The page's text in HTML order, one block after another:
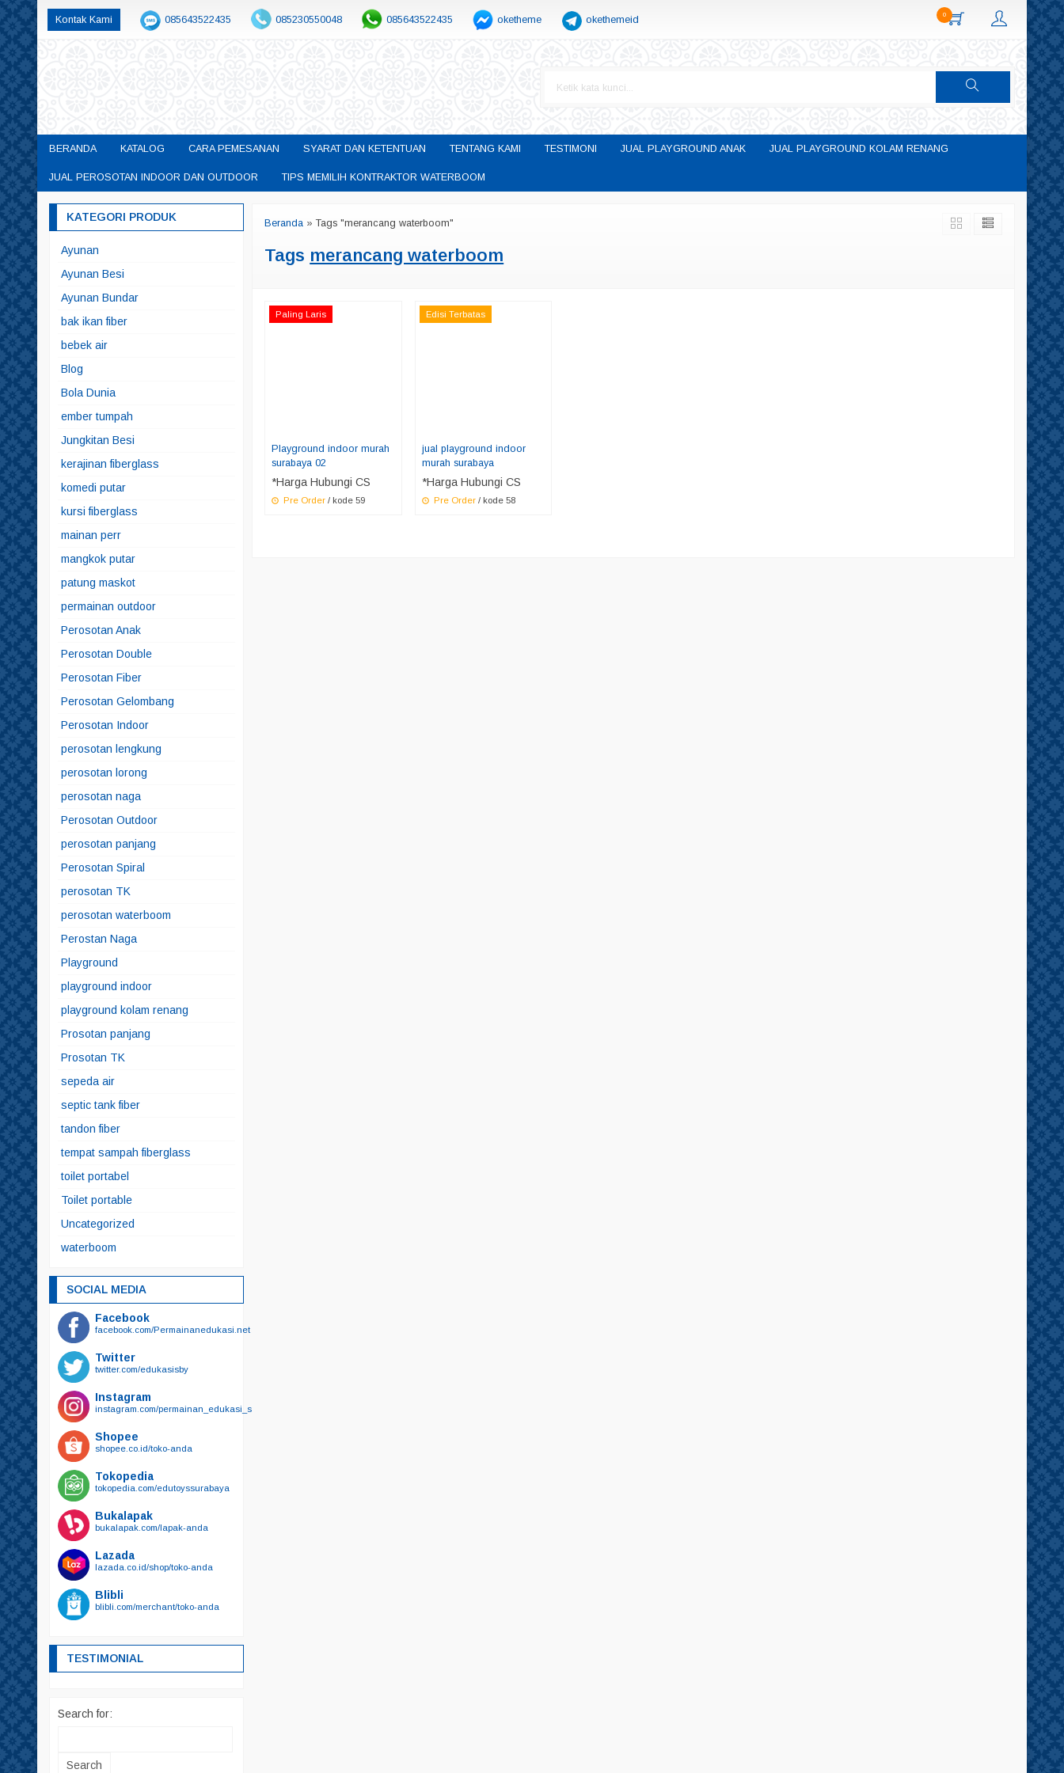
Kontak Kami 085643522435 085230550048 085643522435 oketheme okethemeid 0
BERANDA KATALOG CARA PEMESANAN SYARAT DAN KETENTUAN TENTANG KAMI TESTIMONI JUAL PLAYGROUND ANAK JUAL PLAYGROUND KOLAM RENANG
JUAL PEROSOTAN INDOOR DAN OUTDOOR TIPS MEMILIH KONTRAKTOR WATERBOOM
Beranda »Tags "merancang waterboom"
Tags merancang waterboom
Paling Laris
Playground indoor murah
surabaya 02
*Harga Hubungi CS
Pre Order / kode 59
Edisi Terbatas
jual playground indoor
murah surabaya
*Harga Hubungi CS
Pre Order/ kode 58
KATEGORI PRODUK
Ayunan
Ayunan Besi
Ayunan Bundar
bak ikan fiber
bebek air
Blog
Bola Dunia
ember tumpah
Jungkitan Besi
kerajinan fiberglass
komedi putar
kursi fiberglass
mainan perr
mangkok putar
patung maskot
permainan outdoor
Perosotan Anak
Perosotan Double
Perosotan Fiber
Perosotan Gelombang
Perosotan Indoor
perosotan lengkung
perosotan lorong
perosotan naga
Perosotan Outdoor
perosotan panjang
Perosotan Spiral
perosotan TK
perosotan waterboom
Perostan Naga
Playground
playground indoor
playground kolam renang
Prosotan panjang
Prosotan TK
sepeda air
septic tank fiber
tandon fiber
tempat sampah fiberglass
toilet portabel
Toilet portable
Uncategorized
waterboom
SOCIAL MEDIA
Facebook
facebook.com/Permainanedukasi.net
Twitter
twitter.com/edukasisby
Instagram
instagram.com/permainan_edukasi_surabaya/
Shopee
shopee.co.id/toko-anda
Tokopedia
tokopedia.com/edutoyssurabaya
Bukalapak
bukalapak.com/lapak-anda
Lazada
lazada.co.id/shop/toko-anda
Blibli
blibli.com/merchant/toko-anda
TESTIMONIAL
Search for: